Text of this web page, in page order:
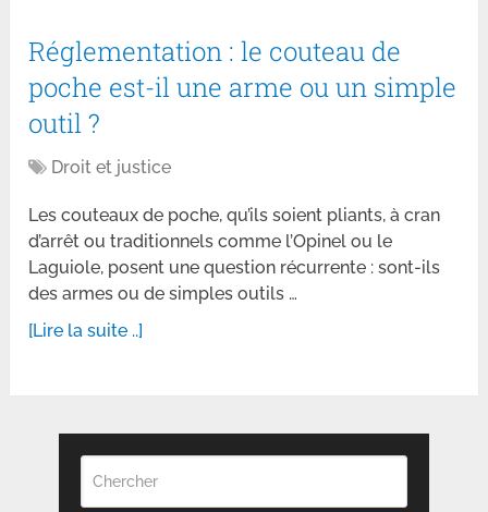
Réglementation : le couteau de
poche est-il une arme ou un simple
outil ?
Droit et justice
Les couteaux de poche, qu’ils soient pliants, à cran
d’arrêt ou traditionnels comme l’Opinel ou le
Laguiole, posent une question récurrente : sont-ils
des armes ou de simples outils …
[Lire la suite ..]